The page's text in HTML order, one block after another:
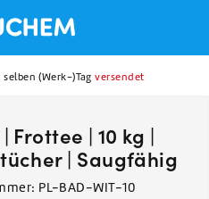
(Werk-)Tagversendet
Frottee | 10 kg |
| Saugfähig
PL-BAD-WIT-10